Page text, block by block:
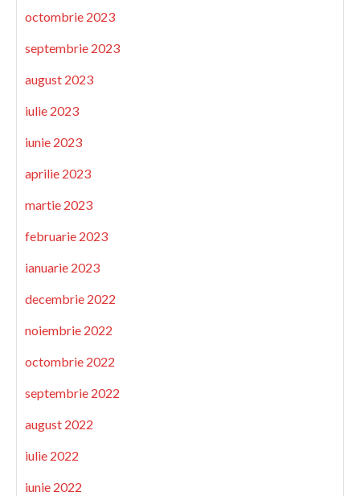
octombrie 2023
septembrie 2023
august 2023
iulie 2023
iunie 2023
aprilie 2023
martie 2023
februarie 2023
ianuarie 2023
decembrie 2022
noiembrie 2022
octombrie 2022
septembrie 2022
august 2022
iulie 2022
iunie 2022